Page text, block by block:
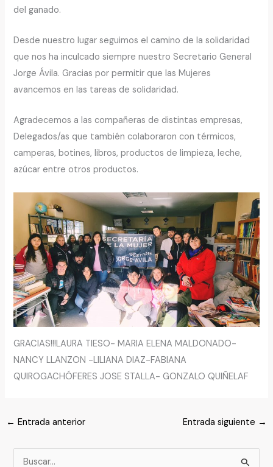
del ganado.
Desde nuestro lugar seguimos el camino de la solidaridad
que nos ha inculcado siempre nuestro Secretario General
Jorge Ávila. Gracias por permitir que las Mujeres
avancemos en las tareas de solidaridad.
Agradecemos a las compañeras de distintas empresas,
Delegados/as que también colaboraron con térmicos,
camperas, botines, libros, productos de limpieza, leche,
azúcar entre otros productos.
GRACIAS!!!LAURA TIESO- MARIA ELENA MALDONADO-
NANCY LLANZON -LILIANA DIAZ-FABIANA
QUIROGACHÓFERES JOSE STALLA- GONZALO QUIÑELAF
← Entrada anterior Entrada siguiente →